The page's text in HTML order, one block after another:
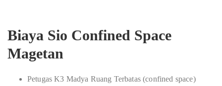
Biaya Sio Confined Space
Magetan
Petugas K3 Madya Ruang Terbatas (confined space)